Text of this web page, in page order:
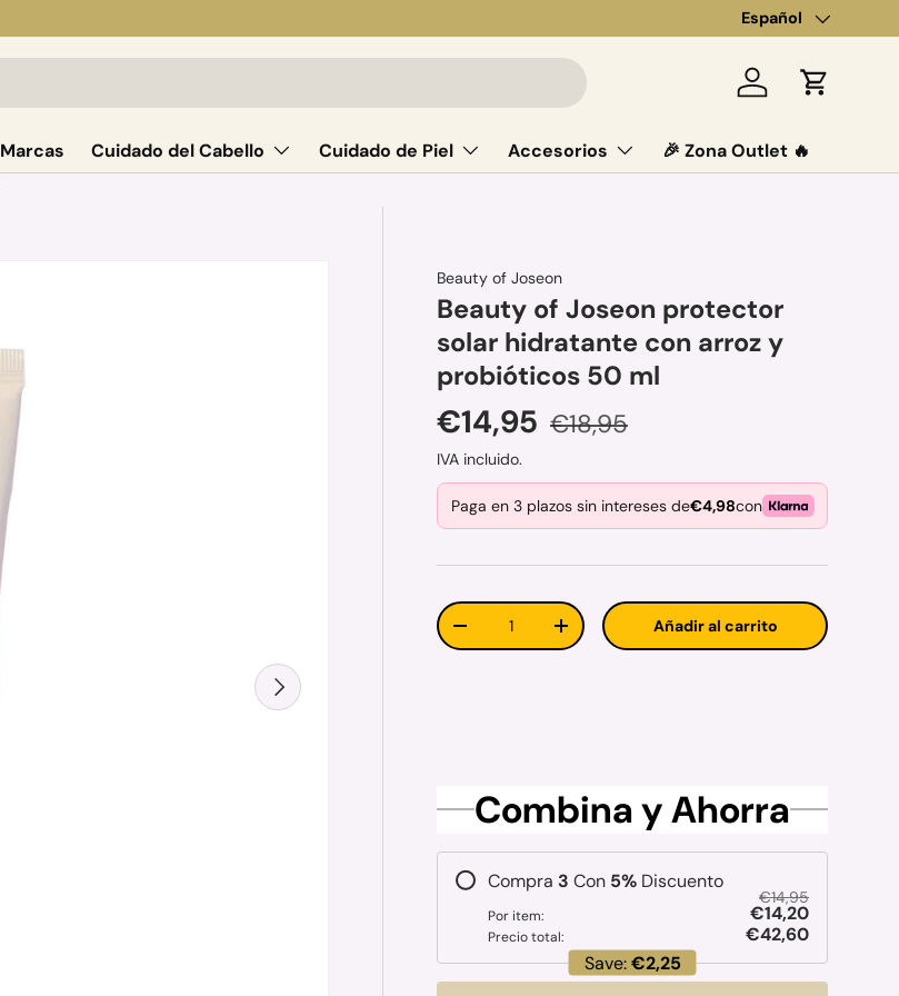
Idioma
Español
Iniciar sesión
Carrito
Marcas Cuidado del Cabello Cuidado de Piel Accesorios 🎉 Zona Outlet 🔥
Siguiente
Beauty of Joseon
Beauty of Joseon protector
solar hidratante con arroz y
probióticos 50 ml
Precio de venta
€14,95 Precio normal
€18,95
IVA incluido.
Paga en 3 plazos sin intereses de€4,98con
Cant.
Disminuir cantidadAumentar la cantidad
Añadir al carrito
Combina y Ahorra
Compra 3 Con 5% Discuento
Por item:
€14,95
€14,20
Precio total:
€42,60
Save: €2,25